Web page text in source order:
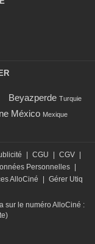
Beyazperde Turquie
México Mexique
| CGU | CGV |
Personnelles |
AlloCiné | Gérer Utiq
sur le numéro AlloCiné :